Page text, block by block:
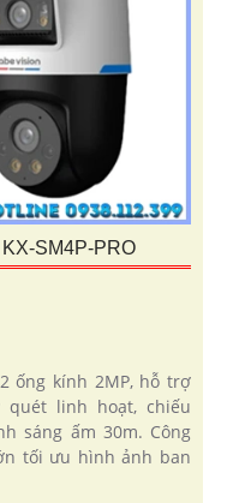
SM4P-PRO
ống kính 2MP, hỗ trợ
quét linh hoạt, chiếu
sáng ấm 30m. Công
tối ưu hình ảnh ban